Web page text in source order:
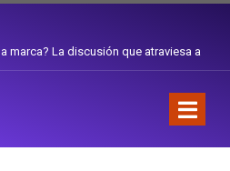
marca? La discusión que atraviesa a